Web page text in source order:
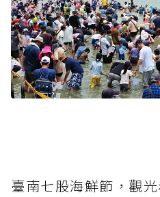
臺南七股海鮮節，觀